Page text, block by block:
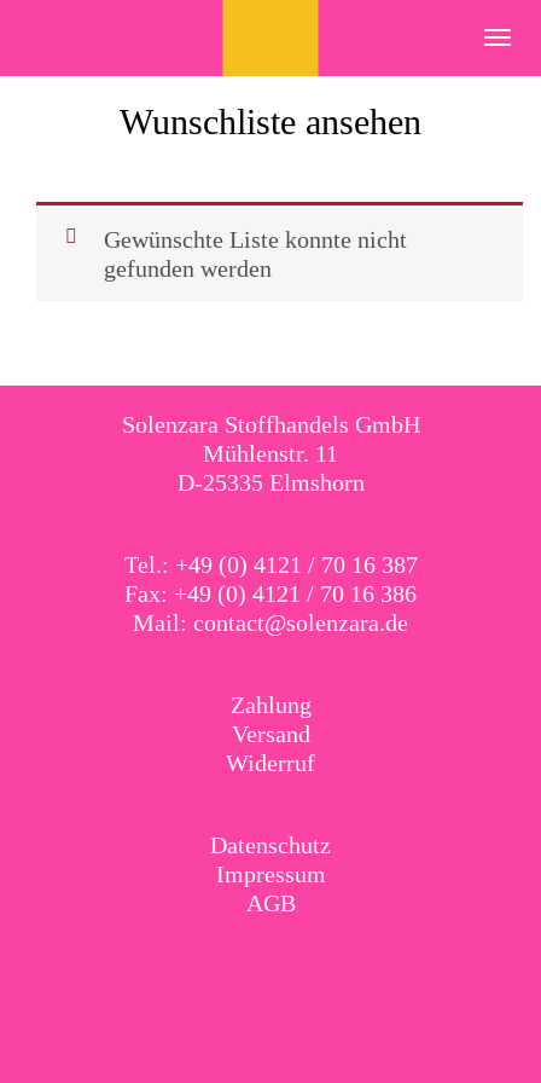
Wunschliste ansehen
Gewünschte Liste konnte nicht
gefunden werden
Solenzara Stoffhandels GmbH
Mühlenstr. 11
D-25335 Elmshorn
Tel.: +49 (0) 4121 / 70 16 387
Fax: +49 (0) 4121 / 70 16 386
Mail: contact@solenzara.de
Zahlung
Versand
Widerruf
Datenschutz
Impressum
AGB